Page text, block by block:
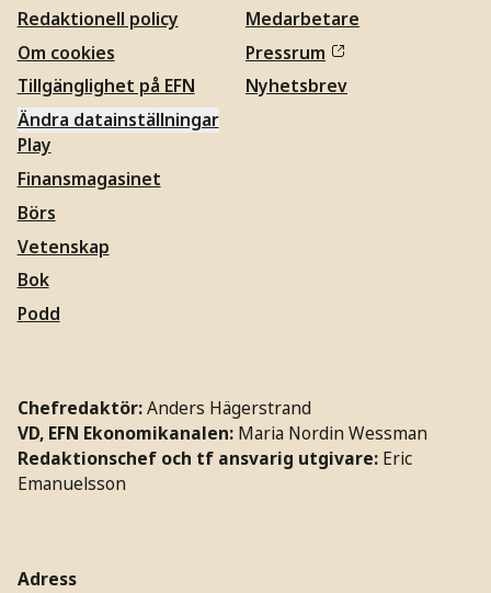
Redaktionell policy
Om cookies
Tillgänglighet på EFN
Ändra datainställningar
Medarbetare
Pressrum
Nyhetsbrev
Play
Finansmagasinet
Börs
Vetenskap
Bok
Podd
Chefredaktör:Anders Hägerstrand
VD, EFN Ekonomikanalen: Maria Nordin Wessman
Redaktionschef och tf ansvarig utgivare: Eric
Emanuelsson
Adress